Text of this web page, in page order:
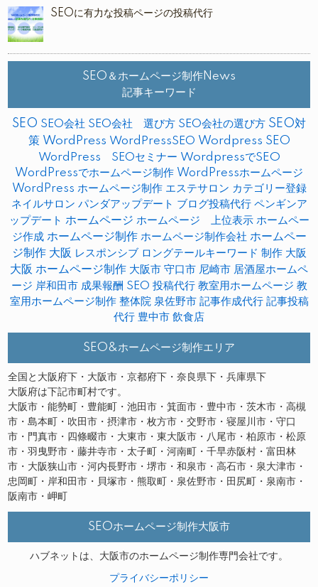
SEOに有力な投稿ページの投稿代行
SEO＆ホームページ制作News
記事キーワード
SEO SEO会社 SEO会社 選び方 SEO会社の選び方 SEO対
策 WordPress WordPressSEO Wordpress SEO
WordPress SEOセミナー WordpressでSEO
WordPressでホームページ制作 WordPressホームページ
WordPress ホームページ制作 エステサロン カテゴリー登録
ネイルサロン パンダアップデート ブログ投稿代行 ペンギンア
ップデート ホームページ ホームページ 上位表示 ホームペー
ジ作成 ホームページ制作 ホームページ制作会社 ホームペー
ジ制作 大阪 レスポンシブ ロングテールキーワード 制作 大阪
大阪 ホームページ制作 大阪市 守口市 尼崎市 居酒屋ホームペ
ージ 岸和田市 成果報酬 SEO 投稿代行 教室用ホームページ 教
室用ホームページ制作 整体院 泉佐野市 記事作成代行 記事投稿
代行 豊中市 飲食店
SEO&ホームページ制作エリア
全国と大阪府下・大阪市・京都府下・奈良県下・兵庫県下
大阪府は下記市町村です。
大阪市・能勢町・豊能町・池田市・箕面市・豊中市・茨木市・高槻
市・島本町・吹田市・摂津市・枚方市・交野市・寝屋川市・守口
市・門真市・四條畷市・大東市・東大阪市・八尾市・柏原市・松原
市・羽曳野市・藤井寺市・太子町・河南町・千早赤阪村・富田林
市・大阪狭山市・河内長野市・堺市・和泉市・高石市・泉大津市・
忠岡町・岸和田市・貝塚市・熊取町・泉佐野市・田尻町・泉南市・
阪南市・岬町
SEOホームページ制作大阪市
ハブネットは、大阪市のホームページ制作専門会社です。
プライバシーポリシー